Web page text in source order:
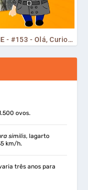
MEMÓRIAS DA COLEÇÃO VAGA-LUME - #153 - Olá, Curiosos! 2023
ovos.
similis, lagarto
km/h.
três anos para